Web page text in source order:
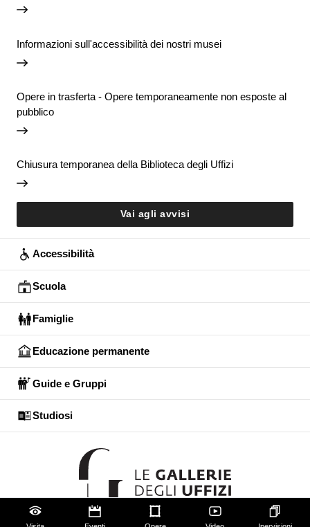
Informazioni sull'accessibilità dei nostri musei
Opere in trasferta - Opere temporaneamente non esposte al
pubblico
Chiusura temporanea della Biblioteca degli Uffizi
Vai agli avvisi
Accessibilità
Scuola
Famiglie
Educazione permanente
Guide e Gruppi
Studiosi